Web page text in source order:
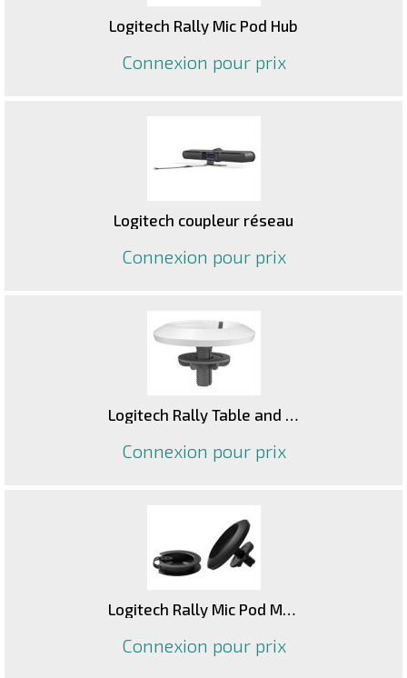
Logitech Rally Mic Pod Hub
Connexion pour prix
Logitech coupleur réseau
Connexion pour prix
Logitech Rally Table and Ceiling Mount for Rally Mic Pod support
Connexion pour prix
Logitech Rally Mic Pod Mount
Connexion pour prix